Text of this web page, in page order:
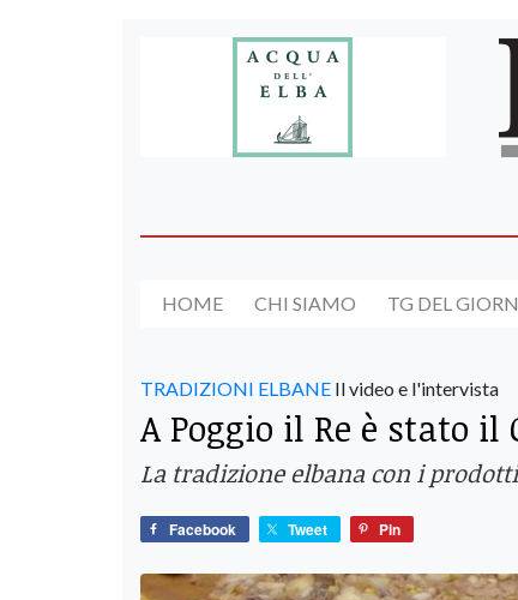
HOME CHI SIAMO TG DEL
TRADIZIONI ELBANE Il video e l'intervista
A Poggio il Re è stato
La tradizione elbana con i
Facebook Tweet Pin